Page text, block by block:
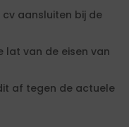
aansluiten bij de
lat van de eisen van
af tegen de actuele